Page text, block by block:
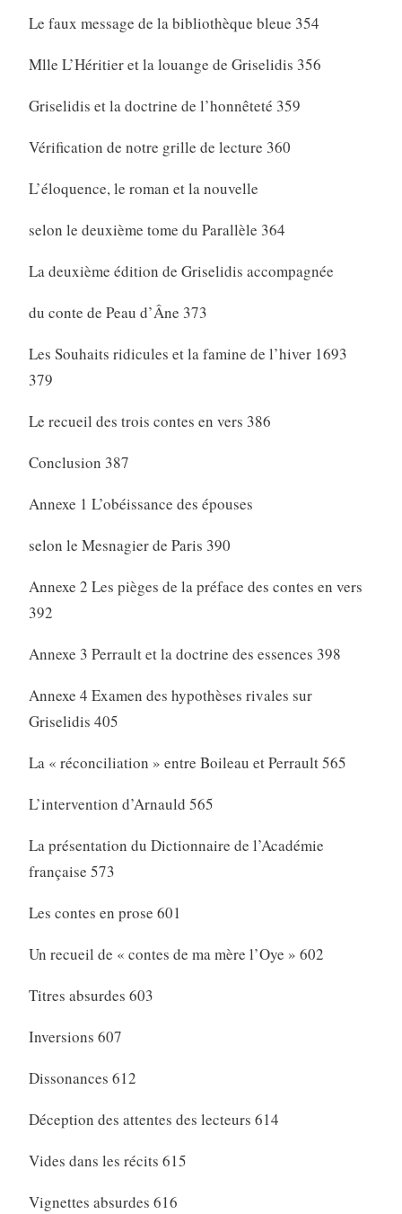
Le faux message de la bibliothèque bleue 354
Mlle L’Héritier et la louange de Griselidis 356
Griselidis et la doctrine de l’honnêteté 359
Vérification de notre grille de lecture 360
L’éloquence, le roman et la nouvelle
selon le deuxième tome du Parallèle 364
La deuxième édition de Griselidis accompagnée
du conte de Peau d’Âne 373
Les Souhaits ridicules et la famine de l’hiver 1693
379
Le recueil des trois contes en vers 386
Conclusion 387
Annexe 1 L’obéissance des épouses
selon le Mesnagier de Paris 390
Annexe 2 Les pièges de la préface des contes en vers
392
Annexe 3 Perrault et la doctrine des essences 398
Annexe 4 Examen des hypothèses rivales sur
Griselidis 405
La « réconciliation » entre Boileau et Perrault 565
L’intervention d’Arnauld 565
La présentation du Dictionnaire de l’Académie
française 573
Les contes en prose 601
Un recueil de « contes de ma mère l’Oye » 602
Titres absurdes 603
Inversions 607
Dissonances 612
Déception des attentes des lecteurs 614
Vides dans les récits 615
Vignettes absurdes 616